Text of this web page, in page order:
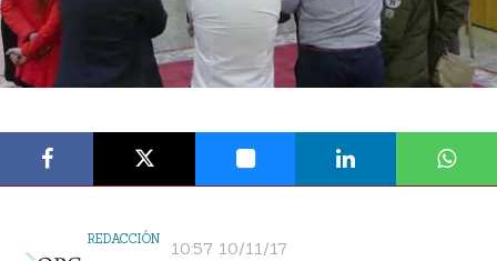
REDACCIÓN 10:57 10/11/17